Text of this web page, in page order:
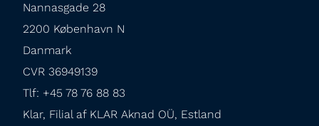
Nannasgade 28
2200 København N
Danmark
CVR 36949139
Tlf: +45 78 76 88 83
Klar, Filial af KLAR Aknad OÜ, Estland